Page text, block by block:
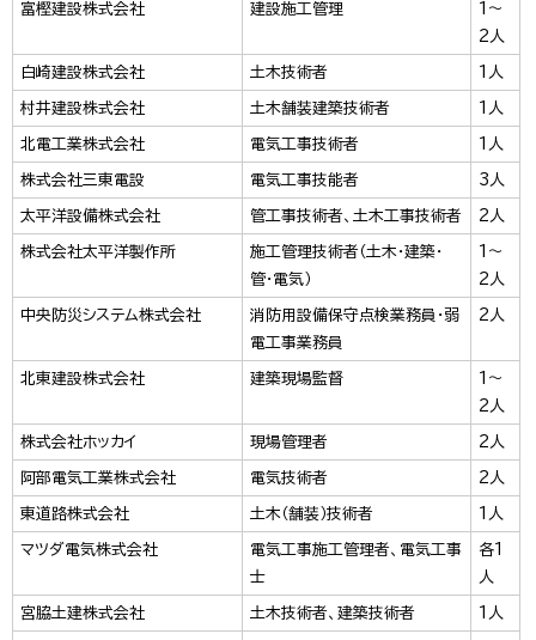
富樫建設株式会社 建設施工管理
1～
2人
白崎建設株式会社 土木技術者 1人
村井建設株式会社 土木舗装建築技術者 1人
北電工業株式会社 電気工事技術者 1人
株式会社三東電設 電気工事技能者 3人
太平洋設備株式会社 管工事技術者、土木工事技術者 2人
株式会社太平洋製作所
施工管理技術者（土木・建築・
管・電気）
1～
2人
中央防災システム株式会社
消防用設備保守点検業務員・弱
電工事業務員
2人
北東建設株式会社 建築現場監督
1～
2人
株式会社ホッカイ 現場管理者 2人
阿部電気工業株式会社 電気技術者 2人
東道路株式会社 土木（舗装）技術者 1人
マツダ電気株式会社
電気工事施工管理者、電気工事
士
各1
人
宮脇土建株式会社 土木技術者、建築技術者 1人